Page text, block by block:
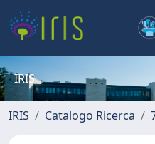
IRIS
IRIS Catalogo Ricerca